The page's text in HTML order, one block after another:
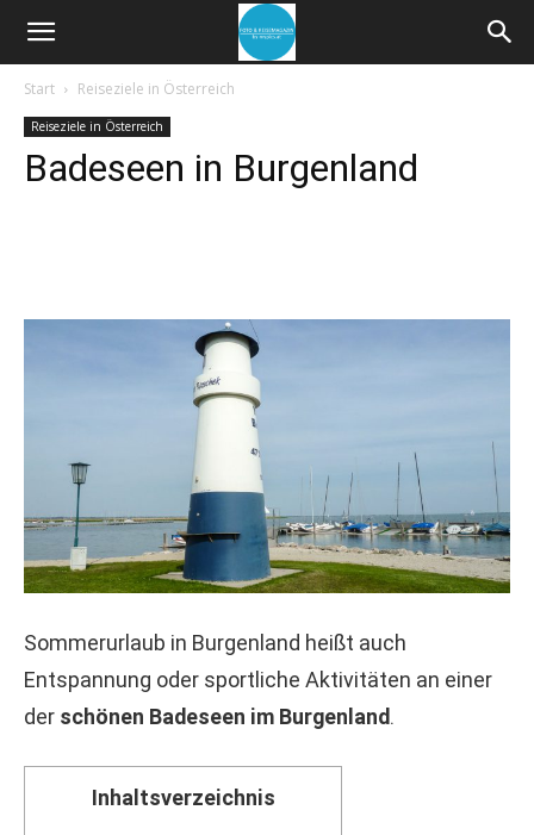
Start Reiseziele in Österreich
Reiseziele in Österreich
Badeseen in Burgenland
Sommerurlaub in Burgenland heißt auch
Entspannung oder sportliche Aktivitäten an einer
der schönen Badeseen im Burgenland.
Inhaltsverzeichnis